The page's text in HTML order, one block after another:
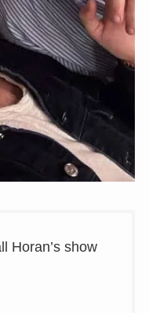
Horan’s show